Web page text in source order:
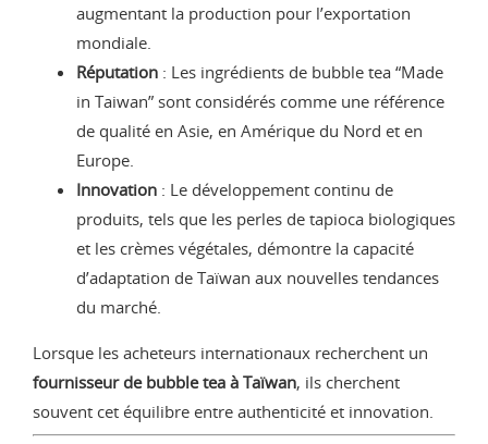
augmentant la production pour l’exportation
mondiale.
Réputation : Les ingrédients de bubble tea “Made
in Taiwan” sont considérés comme une référence
de qualité en Asie, en Amérique du Nord et en
Europe.
Innovation : Le développement continu de
produits, tels que les perles de tapioca biologiques
et les crèmes végétales, démontre la capacité
d’adaptation de Taïwan aux nouvelles tendances
du marché.
Lorsque les acheteurs internationaux recherchent un
fournisseur de bubble tea à Taïwan, ils cherchent
souvent cet équilibre entre authenticité et innovation.